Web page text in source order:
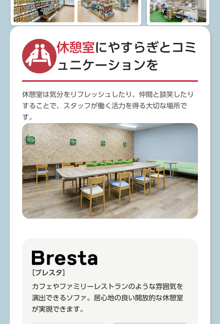
休憩室にやすらぎと コミ
ュニケーションを
休憩室は気分をリフレッシュしたり、仲間と談笑したり
することで、スタッフが働く活力を得る大切な場所で
す。
［ブレスタ］
カフェやファミリーレストランのような雰囲気を
演出できるソファ。居心地の良い開放的な休憩室
が実現できます。